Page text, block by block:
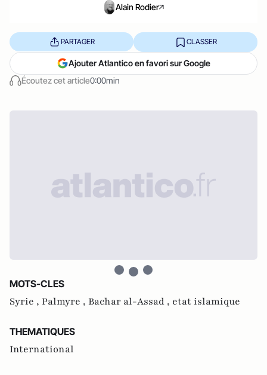
Alain Rodier
Écoutez cet article0:00min
PARTAGER CLASSER
Ajouter Atlantico en favori sur Google
MOTS-CLES
Syrie , Palmyre , Bachar al-Assad , etat islamique
THEMATIQUES
International